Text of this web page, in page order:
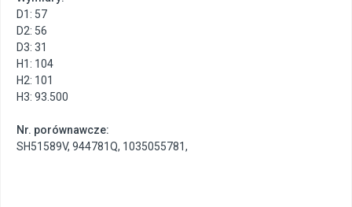
D1: 57
D2: 56
D3: 31
H1: 104
H2: 101
H3: 93.500
Nr. porównawcze:
SH51589V, 944781Q, 1035055781,